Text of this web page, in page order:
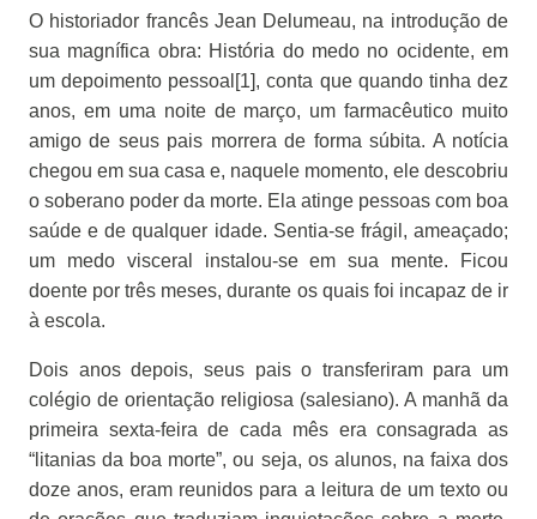
O historiador francês Jean Delumeau, na introdução de
sua magnífica obra: História do medo no ocidente, em
um depoimento pessoal[1], conta que quando tinha dez
anos, em uma noite de março, um farmacêutico muito
amigo de seus pais morrera de forma súbita. A notícia
chegou em sua casa e, naquele momento, ele descobriu
o soberano poder da morte. Ela atinge pessoas com boa
saúde e de qualquer idade. Sentia-se frágil, ameaçado;
um medo visceral instalou-se em sua mente. Ficou
doente por três meses, durante os quais foi incapaz de ir
à escola.
Dois anos depois, seus pais o transferiram para um
colégio de orientação religiosa (salesiano). A manhã da
primeira sexta-feira de cada mês era consagrada as
“litanias da boa morte”, ou seja, os alunos, na faixa dos
doze anos, eram reunidos para a leitura de um texto ou